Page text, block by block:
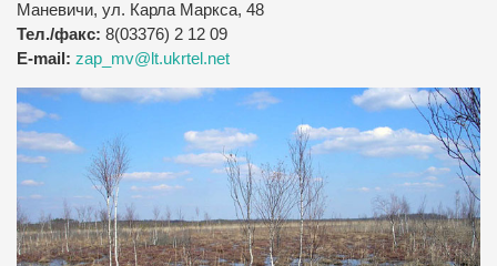
Маневичи, ул. Карла Маркса, 48
Тел./факс: 8(03376) 2 12 09
E-mail: zap_mv@lt.ukrtel.net